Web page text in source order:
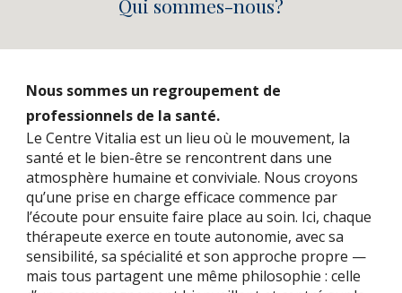
Qui sommes-nous?
Nous sommes un regroupement de
professionnels de la santé.
Le Centre Vitalia est un lieu où le mouvement, la
santé et le bien-être se rencontrent dans une
atmosphère humaine et conviviale. Nous croyons
qu’une prise en charge efficace commence par
l’écoute pour ensuite faire place au soin. Ici, chaque
thérapeute exerce en toute autonomie, avec sa
sensibilité, sa spécialité et son approche propre —
mais tous partagent une même philosophie : celle